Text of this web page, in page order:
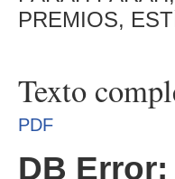
PREMIOS,
Texto
PDF
DB